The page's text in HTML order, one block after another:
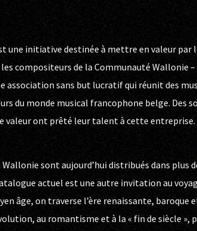
une initiative destinée à mettre en valeur par
compositeurs de la Communauté Wallonie –
association sans but lucratif qui réunit des
du monde musical francophone belge. Des
valeur ont prêté leur talent à cette entreprise.
Wallonie sont aujourd’hui distribués dans plus
actuel est une autre invitation au
âge, on traverse l’ère renaissante, baroque
au romantisme et à la « fin de siècle »,